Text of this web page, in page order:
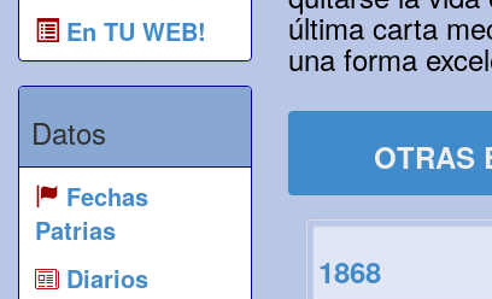
En TU WEB!
Datos
Fechas
Patrias
Diarios
última carta
una forma
OTRAS
1868